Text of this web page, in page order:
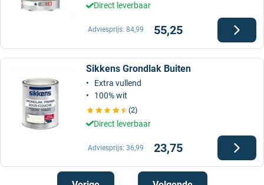
Direct leverbaar
55,25
Adviesprijs: 84,99
Sikkens Grondlak Buiten
Extra vullend
100% wit
(2)
Direct leverbaar
23,75
Adviesprijs: 36,99